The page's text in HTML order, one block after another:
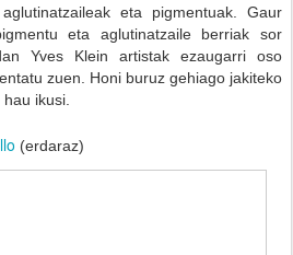
eta pigmentuak. Gaur
eta aglutinatzaile berriak sor
Yves Klein artistak ezaugarri oso
zuen. Honi buruz gehiago jakiteko
hau ikusi.
(erdaraz)